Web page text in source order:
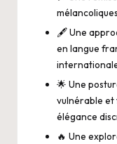
🖋️ Une
en langue
🌟 Une
vulnérable
élégance
🔥 Une